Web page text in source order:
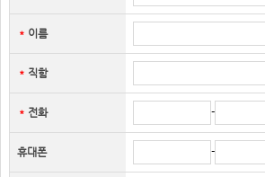
＊ 이름
＊ 직함
＊ 전화 -
휴대폰 -